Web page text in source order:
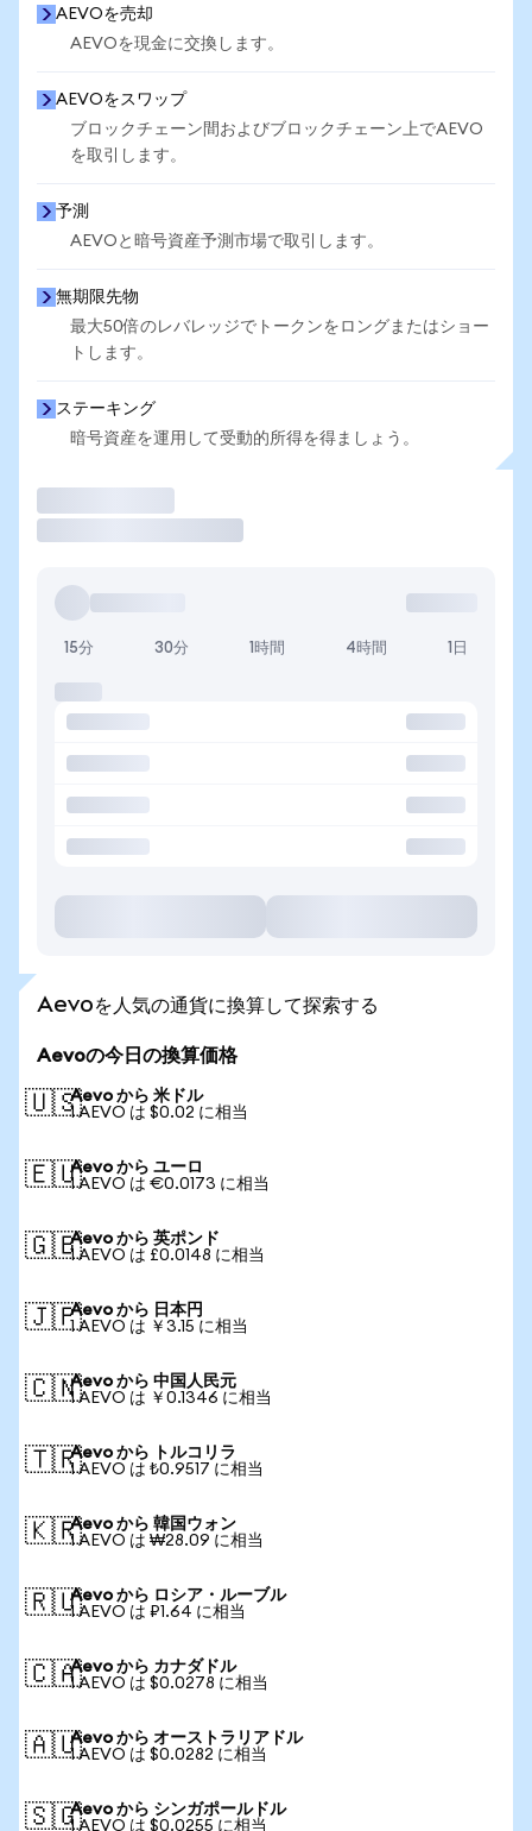
AEVOを売却
AEVOを現金に交換します。
AEVOをスワップ
ブロックチェーン間およびブロックチェーン上でAEVO
を取引します。
予測
AEVOと暗号資産予測市場で取引します。
無期限先物
最大50倍のレバレッジでトークンをロングまたはショー
トします。
ステーキング
暗号資産を運用して受動的所得を得ましょう。
15分 30分 1時間 4時間 1日
Aevoを人気の通貨に換算して探索する
Aevoの今日の換算価格
🇺🇸Aevo から 米ドル
1 AEVO は $0.02 に相当
🇪🇺Aevo から ユーロ
1 AEVO は €0.0173 に相当
🇬🇧Aevo から 英ポンド
1 AEVO は £0.0148 に相当
🇯🇵Aevo から 日本円
1 AEVO は ￥3.15 に相当
🇨🇳Aevo から 中国人民元
1 AEVO は ￥0.1346 に相当
🇹🇷Aevo から トルコリラ
1 AEVO は ₺0.9517 に相当
🇰🇷Aevo から 韓国ウォン
1 AEVO は ₩28.09 に相当
🇷🇺Aevo から ロシア・ルーブル
1 AEVO は ₽1.64 に相当
🇨🇦Aevo から カナダドル
1 AEVO は $0.0278 に相当
🇦🇺Aevo から オーストラリアドル
1 AEVO は $0.0282 に相当
🇸🇬Aevo から シンガポールドル
1 AEVO は $0.0255 に相当